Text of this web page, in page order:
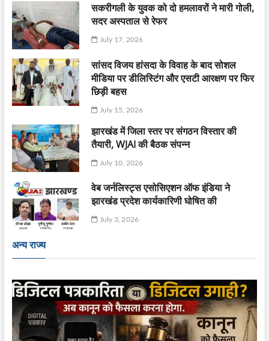
सकरीगली के युवक को दो हमलावरों ने मारी गोली,
सदर अस्पताल से रेफर
July 17, 2026
सांसद विजय हांसदा के विवाह के बाद सोशल
मीडिया पर डीलिस्टिंग और एसटी आरक्षण पर फिर
छिड़ी बहस
July 15, 2026
झारखंड में जिला स्तर पर संगठन विस्तार की
तैयारी, WJAI की बैठक संपन्न
July 10, 2026
वेब जर्नलिस्ट्स एसोसिएशन ऑफ इंडिया ने
झारखंड प्रदेश कार्यकारिणी घोषित की
July 3, 2026
अन्य राज्य